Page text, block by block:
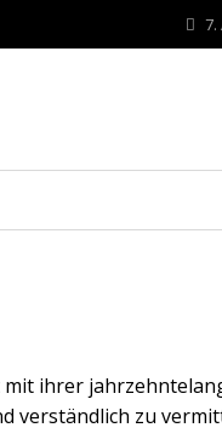
7.
mit ihrer
verständlich zu